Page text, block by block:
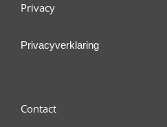
Privacy
Privacyverklaring
Contact